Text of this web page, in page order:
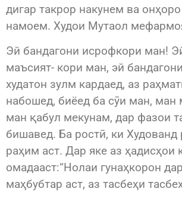
дигар такрор накунем ва
намоем. Худои Мутаол
Эй бандагони исрофкори ман!
маъсият- кори ман, эй
худатон зулм кардаед, аз
набошед, биёед ба сӯи ман, ман
ман қабул мекунам, дар фазои
бишавед. Ба ростӣ, ки Худованд
раҳим аст. Дар яке аз ҳадисҳои
омадааст:“Нолаи гунаҳкорон
маҳбубтар аст, аз тасбеҳи